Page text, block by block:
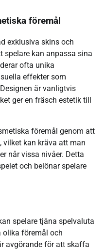
föremål
exklusiva skins och
spelare kan anpassa sina
ofta unika
effekter som
är vanligtvis
ger en fräsch estetik till
föremål genom att
vilket kan kräva att man
når vissa nivåer. Detta
och belönar spelare
spelare tjäna spelvaluta
olika föremål och
avgörande för att skaffa